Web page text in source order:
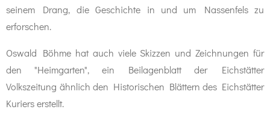
seinem Drang, die Geschichte in und um Nassenfels zu
erforschen.
Oswald Böhme hat auch viele Skizzen und Zeichnungen für
den "Heimgarten", ein Beilagenblatt der Eichstätter
Volkszeitung ähnlich den Historischen Blättern des Eichstätter
Kuriers erstellt.